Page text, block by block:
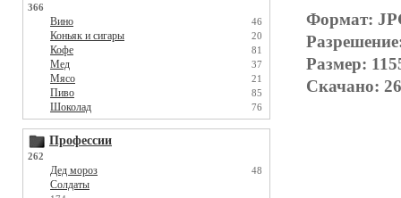
366
Вино 46
Коньяк и сигары 20
Кофе 81
Мед 37
Мясо 21
Пиво 85
Шоколад 76
Профессии
262
Дед мороз 48
Солдаты
Формат:
Размер:
Скачано: